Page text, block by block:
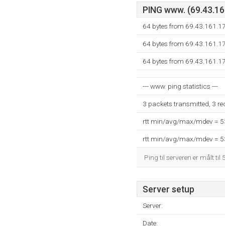
PING www.
64 bytes from
64 bytes from
64 bytes from
--- www. ping statistics ---
3 packets transmitted, 3
rtt min/avg/max/mdev =
rtt min/avg/max/mdev =
Ping til serveren er målt til
Server setup
Server:
Date: